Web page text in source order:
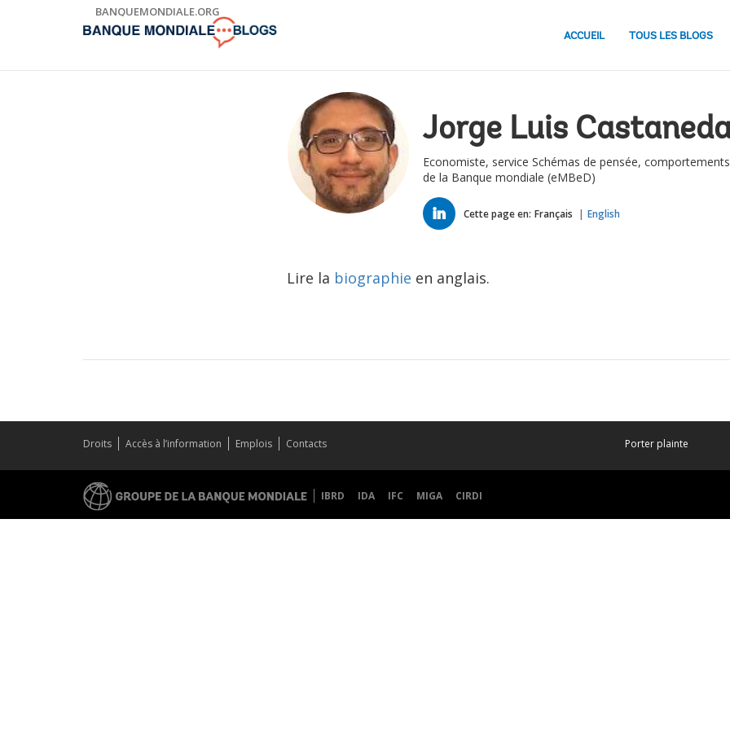
BANQUEMONDIALE.ORG
ACCUEIL TOUS LES BLOGS
Jorge Luis
Economiste, service Schémas de pensée,
de la Banque mondiale (eMBeD)
LINKED
IN Cette page en: Français English
Lire la biographie en anglais.
Droits Accès à l’information Emplois Contacts Porter plainte
IBRD IDA IFC MIGA CIRDI